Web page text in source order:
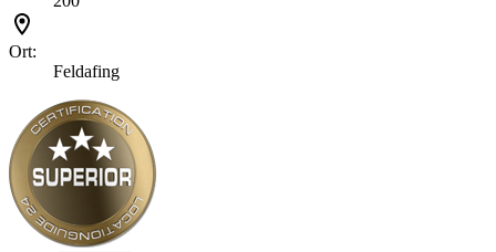
Ort:
Feldafing